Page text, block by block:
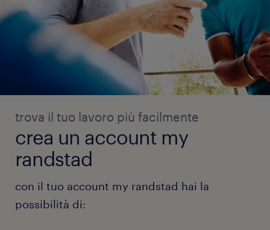
trova il tuo lavoro più facilmente
crea un account my
randstad
con il tuo account my randstad hai la
possibilità di: